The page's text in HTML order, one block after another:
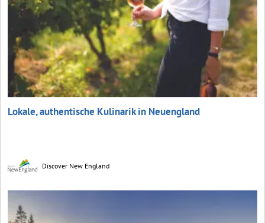
Lokale, authentische Kulinarik in Neuengland
Discover New England